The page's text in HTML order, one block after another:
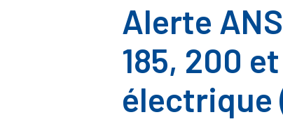
Alerte
185, 200
électrique